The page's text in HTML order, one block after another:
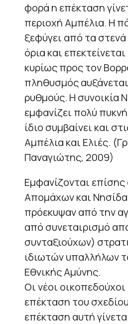
φορά η επέκταση
περιοχή Αμπέλια. Η
ξεφύγει από τα
όρια και
κυρίως προς τον
πληθυσμός
ρυθμούς. H συνοικία
εμφανίζει πολύ
ίδιο συμβαίνει και
Αμπέλια και Ελιές.
Παναγιώτης, 2009)
Εμφανίζονται επίσης
Απομάχων και
πρόεκυψαν από την
από συνεταιρισμό
συνταξιούχων)
ιδιωτών υπαλλήλων
Εθνικής Αμύνης.
Οι νέοι
επέκταση του
επέκταση αυτή